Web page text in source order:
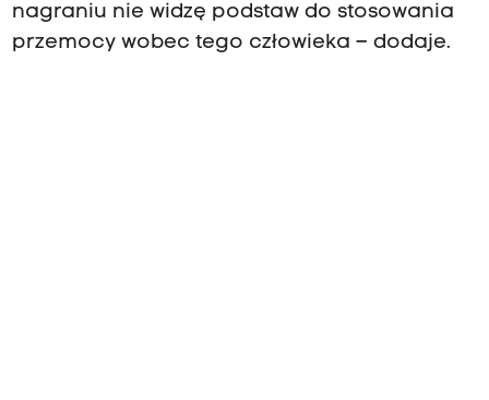
nagraniu nie widzę podstaw do stosowania
przemocy wobec tego człowieka – dodaje.